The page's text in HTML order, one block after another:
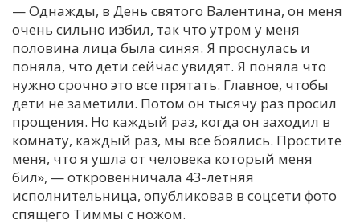
— Однажды, в День святого Валентина, он меня
очень сильно избил, так что утром у меня
половина лица была синяя. Я проснулась и
поняла, что дети сейчас увидят. Я поняла что
нужно срочно это все прятать. Главное, чтобы
дети не заметили. Потом он тысячу раз просил
прощения. Но каждый раз, когда он заходил в
комнату, каждый раз, мы все боялись. Простите
меня, что я ушла от человека который меня
бил», — откровенничала 43-летняя
исполнительница, опубликовав в соцсети фото
спящего Тиммы с ножом.